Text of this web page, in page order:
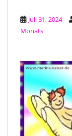
Juli 31, 2024
Monats